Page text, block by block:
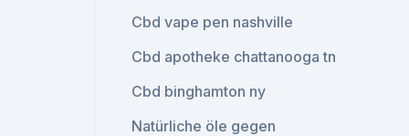
Cbd vape pen nashville
Cbd apotheke chattanooga tn
Cbd binghamton ny
Natürliche öle gegen